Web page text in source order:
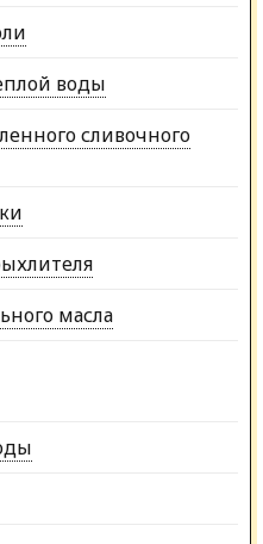
воды
сливочного
масла